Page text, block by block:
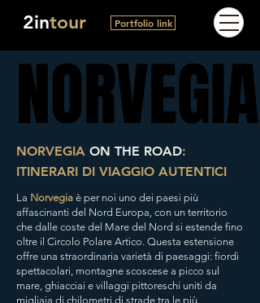
2intour Portfolio link
NORVEGIA
NORVEGIA
NORVEGIA ON THE ROAD:
ITINERARI DI VIAGGIO AUTENTICI
La Norvegia è per noi uno dei paesi più
affascinanti del Nord Europa, con un territorio
che dalle coste del Mare del Nord si estende fino
oltre il Circolo Polare Artico. Questa estensione
offre una straordinaria varietà di paesaggi: fiordi
spettacolari, montagne scoscese a picco sul
mare, ghiacciai e villaggi pittoreschi uniti da
migliaia di chilometri di strade tra le più